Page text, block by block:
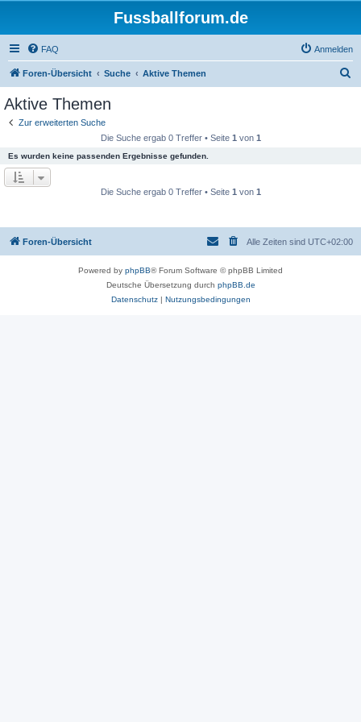
Fussballforum.de
FAQ Anmelden
Foren-Übersicht Suche Aktive Themen
Aktive Themen
Zur erweiterten Suche
Die Suche ergab 0 Treffer • Seite 1 von 1
Es wurden keine passenden Ergebnisse gefunden.
Die Suche ergab 0 Treffer • Seite 1 von 1
Foren-Übersicht Alle Zeiten sind UTC+02:00
Powered by phpBB® Forum Software © phpBB Limited
Deutsche Übersetzung durch phpBB.de
Datenschutz| Nutzungsbedingungen